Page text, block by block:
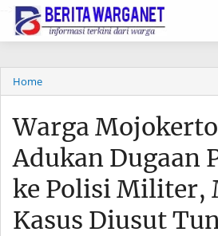
Home
Warga
Adukan Dugaan
ke Polisi Militer,
Kasus Diusut